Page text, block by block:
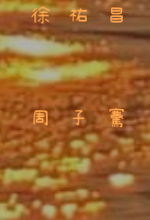
徐 祐 昌  何 嘉 明  簡 智 聰
周 子 騫  曾 匡 正   周 臻